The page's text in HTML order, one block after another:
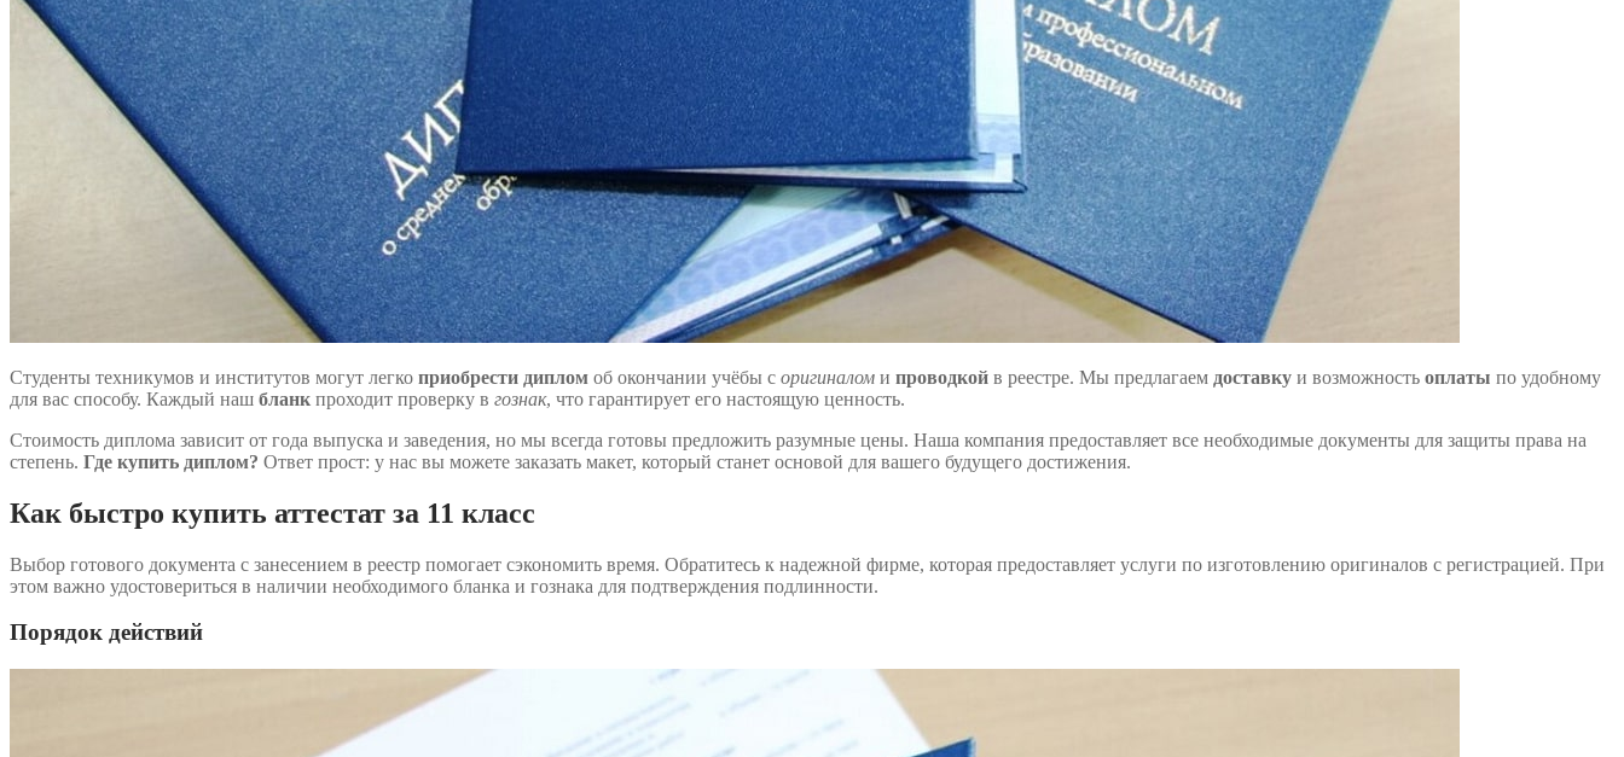
Студенты техникумов и институтов могут легко приобрести диплом об окончании учёбы с оригиналом и проводкой в реестре. Мы предлагаем доставку и возможность оплаты по удобному
для вас способу. Каждый наш бланк проходит проверку в гознак, что гарантирует его настоящую ценность.
Стоимость диплома зависит от года выпуска и заведения, но мы всегда готовы предложить разумные цены. Наша компания предоставляет все необходимые документы для защиты права на
степень. Где купить диплом? Ответ прост: у нас вы можете заказать макет, который станет основой для вашего будущего достижения.
Как быстро купить аттестат за 11 класс
Выбор готового документа с занесением в реестр помогает сэкономить время. Обратитесь к надежной фирме, которая предоставляет услуги по изготовлению оригиналов с регистрацией. При
этом важно удостовериться в наличии необходимого бланка и гознака для подтверждения подлинности.
Порядок действий